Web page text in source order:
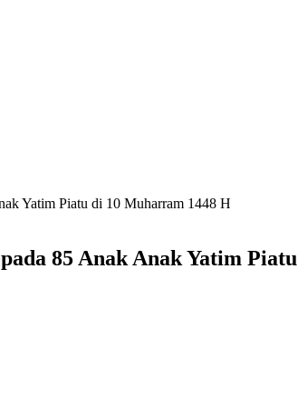
Yatim Piatu di 10 Muharram 1448 H
85 Anak Anak Yatim